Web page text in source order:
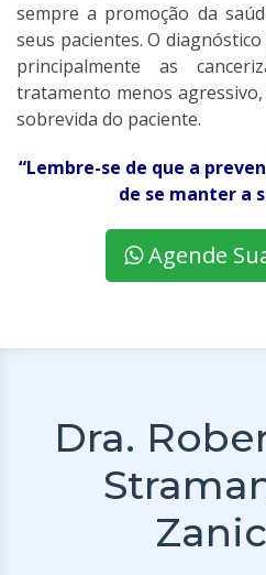
sempre a promoção da
seus pacientes. O
principalmente as
tratamento menos
sobrevida do paciente.
“Lembre-se de que a
de se manter a
Agende
Dra.